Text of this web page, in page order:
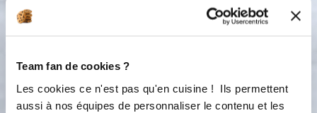
Team fan de cookies ?
Les cookies ce n'est pas qu'en cuisine ! Ils permettent
aussi à nos équipes de personnaliser le contenu et les
lait/levure puis le sucre, la farine, le
torchon propre puis laissez votre pâte
chaud pendant environ 1h30.